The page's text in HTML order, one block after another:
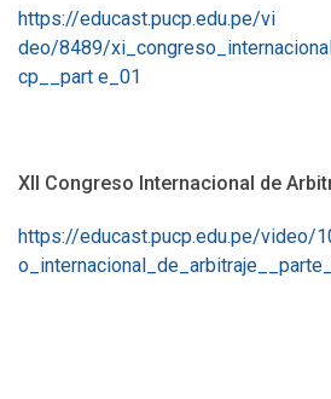
https://educast.pucp.edu.pe/vi
deo/8489/xi_congreso_internaci
cp__part e_01
XII Congreso Internacional de
https://educast.pucp.edu.pe/video/
o_internacional_de_arbitraje__